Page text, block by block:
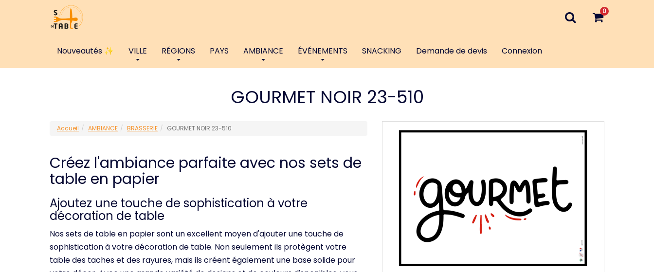
0
Nouveautés ✨ VILLE RÉGIONS PAYS AMBIANCE ÉVÉNEMENTS SNACKING Demande de devis Connexion
GOURMET NOIR 23-510
Accueil AMBIANCE BRASSERIE GOURMET NOIR 23-510
Créez l'ambiance parfaite avec nos sets de
table en papier
Ajoutez une touche de sophistication à votre
décoration de table
Nos sets de table en papier sont un excellent moyen d'ajouter une touche de
sophistication à votre décoration de table. Non seulement ils protègent votre
table des taches et des rayures, mais ils créent également une base solide pour